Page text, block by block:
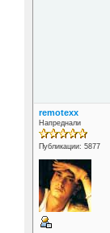
remotexx
Напреднали
Публикации: 5877